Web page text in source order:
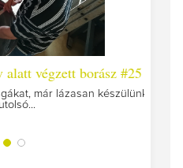
végzett borász #25
már lázasan készülünk